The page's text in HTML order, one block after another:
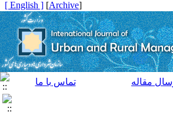
[
Archive
]
[ English ]
مقاله تماس با ما